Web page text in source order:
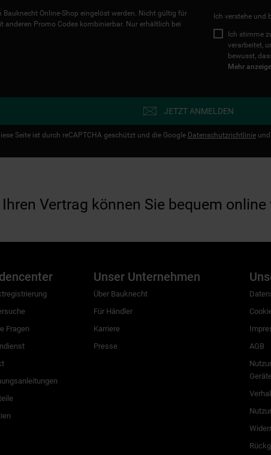
Online-Shop eingelöst werden. Nicht gültig für
Promo Codes kombinierbar. Nur erhältlich bei
Ich verstehe und
Ich stimme
verarbeitet,
bewusst,
Mehr
JETZT ANMELDEN
Seite ist durch reCAPTCHA geschützt und die Google Datenschutzrichtlinieund
Vertrag können Sie bequem
Fragen
Unser Unternehmen
Über Bauknecht
Für Händler
Karriere
Presse
AGB